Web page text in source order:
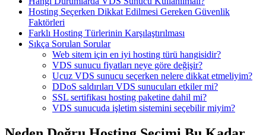
Hosting Seçerken Dikkat Edilmesi Gereken Güvenlik
Faktörleri
Farklı Hosting Türlerinin Karşılaştırılması
Sıkça Sorulan Sorular
Web sitem için en iyi hosting türü hangisidir?
VDS sunucu fiyatları neye göre değişir?
Ucuz VDS sunucu seçerken nelere dikkat etmeliyim?
DDoS saldırıları VDS sunucuları etkiler mi?
SSL sertifikası hosting paketine dahil mi?
VDS sunucuda işletim sistemini seçebilir miyim?